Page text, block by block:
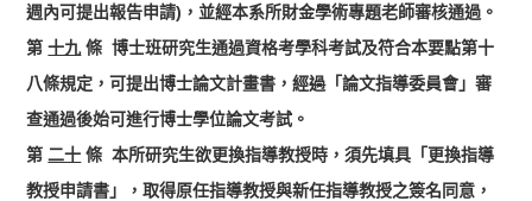
週內可提出報告申請)，並經本系所財金學術專題老師審核通過。
第十九 條博士班研究生通過資格考學科考試及符合本要點第十
八條規定，可提出博士論文計畫書，經過「論文指導委員會」審
查通過後始可進行博士學位論文考試。
第二十 條 本所研究生欲更換指導教授時，須先填具「更換指導
教授申請書」，取得原任指導教授與新任指導教授之簽名同意，